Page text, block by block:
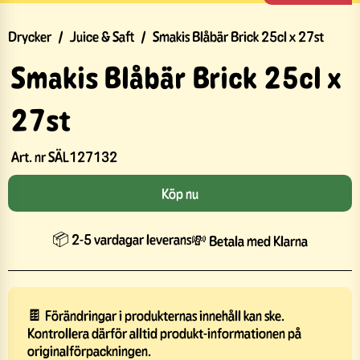
Drycker / Juice & Saft / Smakis Blåbär Brick 25cl x 27st
Smakis Blåbär Brick 25cl x
27st
Art. nrSÄL127132
Köp nu
📦 2-5 vardagar leverans💸 Betala med Klarna
🍫 Förändringar i produkternas innehåll kan ske.
Kontrollera därför alltid produkt-informationen på
originalförpackningen.